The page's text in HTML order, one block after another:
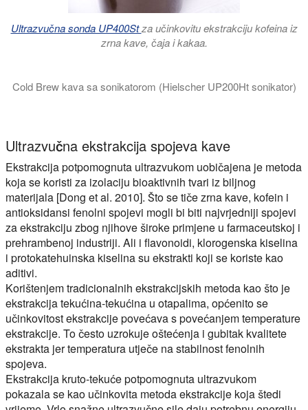
Ultrazvučna sonda UP400Stza učinkovitu ekstrakciju kofeina iz
zrna kave, čaja i kakaa.
Cold Brew kava sa sonikatorom (Hielscher UP200Ht sonikator)
Ultrazvučna ekstrakcija spojeva kave
Ekstrakcija potpomognuta ultrazvukom uobičajena je metoda
koja se koristi za izolaciju bioaktivnih tvari iz biljnog
materijala [Dong et al. 2010]. Što se tiče zrna kave, kofein i
antioksidansi fenolni spojevi mogli bi biti najvrjedniji spojevi
za ekstrakciju zbog njihove široke primjene u farmaceutskoj i
prehrambenoj industriji. Ali i flavonoidi, klorogenska kiselina
i protokatehuinska kiselina su ekstrakti koji se koriste kao
aditivi.
Korištenjem tradicionalnih ekstrakcijskih metoda kao što je
ekstrakcija tekućina-tekućina u otapalima, općenito se
učinkovitost ekstrakcije povećava s povećanjem temperature
ekstrakcije. To često uzrokuje oštećenja i gubitak kvalitete
ekstrakta jer temperatura utječe na stabilnost fenolnih
spojeva.
Ekstrakcija kruto-tekuće potpomognuta ultrazvukom
pokazala se kao učinkovita metoda ekstrakcije koja štedi